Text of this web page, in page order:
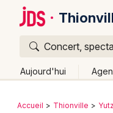
Concert,
Aujourd'hui
Publier un
Retour
Accueil Thionville Yutz
Quoi ?
Où ?